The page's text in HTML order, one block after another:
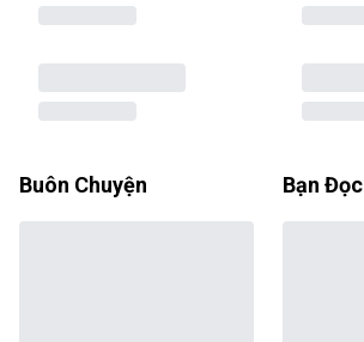
Buôn Chuyện Bạn Đọc